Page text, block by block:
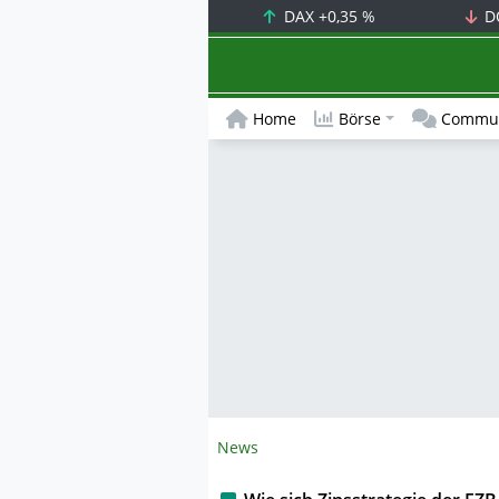
DAX +0,35 %
Home Börse
News